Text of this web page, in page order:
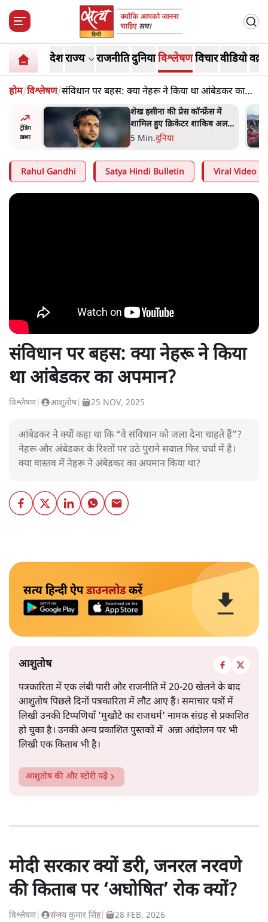
देशराज्य राजनीतिदुनियाविश्लेषणविचारवीडियो
होम/विश्लेषण/संविधान पर बहस: क्या नेहरू ने किया था आंबेडकर का
अपमान?
ट्रेंडिंग
ख़बर
अहमद
में बंद
शेख हसीना की प्रेस कॉन्फ्रेंस में
शामिल हुए क्रिकेटर शाकिब अल
हसन के घर पर पेट्रोल बम से हमला
5 Min.दुनिया
Rahul Gandhi Satya Hindi Bulletin Viral Video
संविधान पर बहस: क्या नेहरू ने किया
था आंबेडकर का अपमान?
विश्लेषण| आशुतोष| 25 NOV, 2025
आंबेडकर ने क्यों कहा था कि “वे संविधान को जला देना चाहते हैं”?
नेहरू और अंबेडकर के रिश्तों पर उठे पुराने सवाल फिर चर्चा में हैं।
क्या वास्तव में नेहरू ने अंबेडकर का अपमान किया था?
सत्य हिन्दी ऐपडाउनलोडकरें
आशुतोष
पत्रकारिता में एक लंबी पारी और राजनीति में 20-20 खेलने के बाद
आशुतोष पिछले दिनों पत्रकारिता में लौट आए हैं। समाचार पत्रों में
लिखी उनकी टिप्पणियाँ 'मुखौटे का राजधर्म' नामक संग्रह से प्रकाशित
हो चुका है। उनकी अन्य प्रकाशित पुस्तकों में अन्ना आंदोलन पर भी
लिखी एक किताब भी है।
आशुतोषकी और स्टोरी पढ़ें
मोदी सरकार क्यों डरी, जनरल नरवणे
की किताब पर ‘अघोषित’ रोक क्यों?
विश्लेषण| संजय कुमार सिंह| 28 FEB, 2026